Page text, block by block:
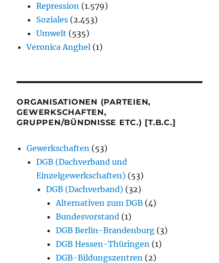
Repression (1.579)
Soziales (2.453)
Umwelt (535)
Veronica Anghel (1)
ORGANISATIONEN (PARTEIEN,
GEWERKSCHAFTEN,
GRUPPEN/BÜNDNISSE ETC.) [T.B.C.]
Gewerkschaften (53)
DGB (Dachverband und
Einzelgewerkschaften) (53)
DGB (Dachverband) (32)
Alternativen zum DGB (4)
Bundesvorstand (1)
DGB Berlin-Brandenburg (3)
DGB Hessen-Thüringen (1)
DGB-Bildungszentren (2)